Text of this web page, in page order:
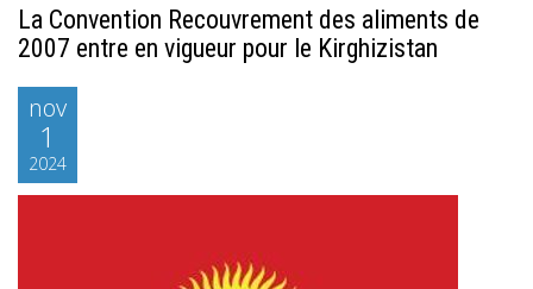
La Convention Recouvrement des aliments de
2007 entre en vigueur pour le Kirghizistan
nov
1
2024